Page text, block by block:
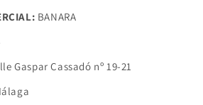
BANARA
Gaspar Cassadó nº 19-21